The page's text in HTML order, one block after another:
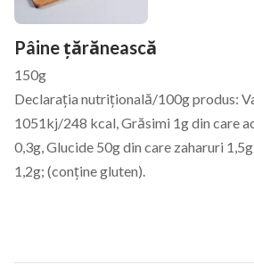
Pâine țărănească
150g
Declarația nutrițională/100g produs:
1051kj/248 kcal, Grăsimi 1g din care
0,3g, Glucide 50g din care zaharuri
1,2g; (conține gluten).